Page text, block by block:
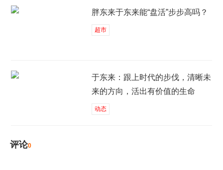
胖东来于东来能“盘活”步步高吗？
超市
于东来：跟上时代的步伐，清晰未
来的方向，活出有价值的生命
动态
评论0